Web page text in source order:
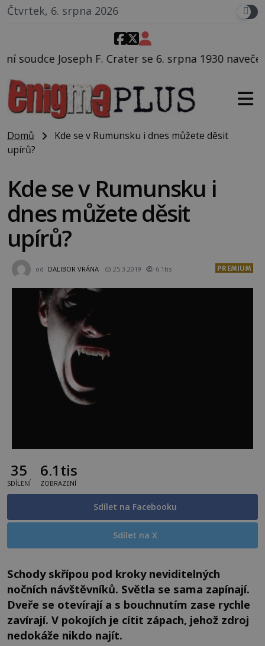
Čtvrtek, 6. srpna 2026
se 6. srpna 1930 navečeří ve své oblíbené
Domů
Kde se v Rumunsku i dnes můžete děsit
upírů?
Kde se v Rumunsku i
dnes můžete děsit
upírů?
od DALIBOR VRÁNA 25.3.2019 6.1tis PREMIUM
35
SDÍLENÍ
6.1tis
ZOBRAZENÍ
Sdílet na Facebooku
Sdílet na X
Schody skřípou pod kroky neviditelných
nočních návštěvníků. Světla se sama zapínají.
Dveře se otevírají a s bouchnutím zase rychle
zavírají. V pokojích je cítit zápach, jehož zdroj
nedokáže nikdo najít.